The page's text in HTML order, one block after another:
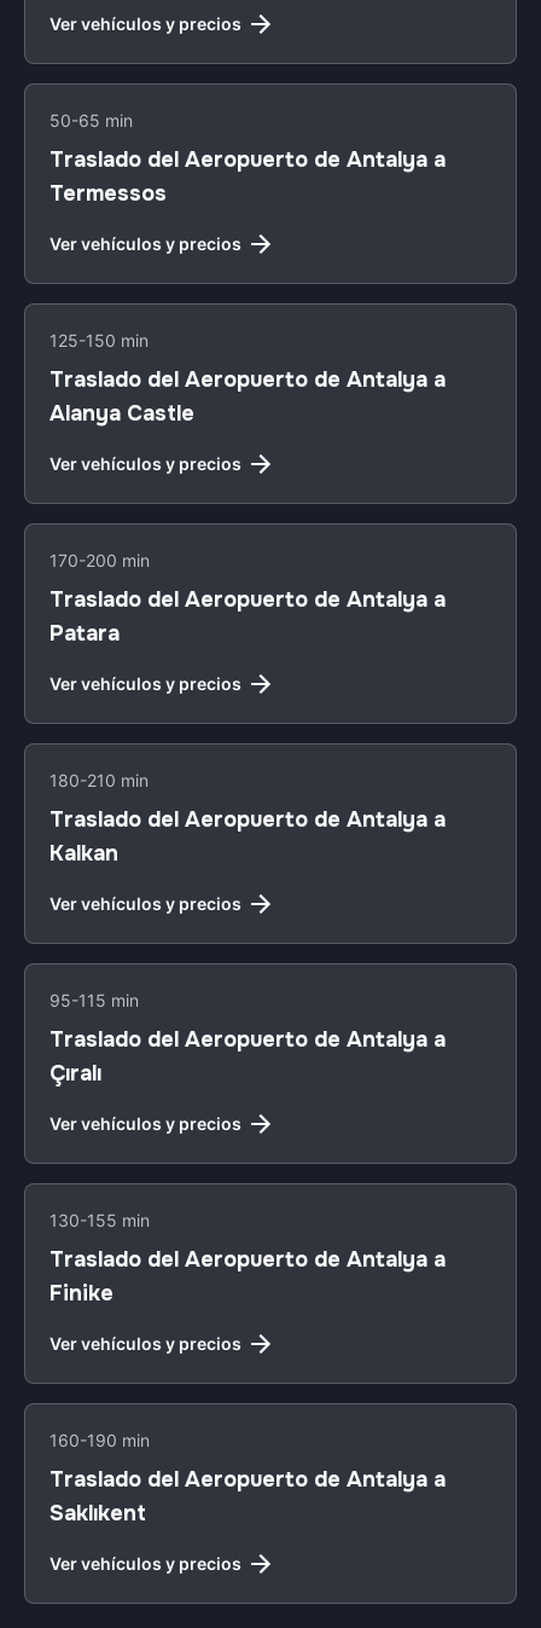
Ver vehículos y precios
50-65 min
Traslado del Aeropuerto de Antalya a
Termessos
Ver vehículos y precios
125-150 min
Traslado del Aeropuerto de Antalya a
Alanya Castle
Ver vehículos y precios
170-200 min
Traslado del Aeropuerto de Antalya a
Patara
Ver vehículos y precios
180-210 min
Traslado del Aeropuerto de Antalya a
Kalkan
Ver vehículos y precios
95-115 min
Traslado del Aeropuerto de Antalya a
Çıralı
Ver vehículos y precios
130-155 min
Traslado del Aeropuerto de Antalya a
Finike
Ver vehículos y precios
160-190 min
Traslado del Aeropuerto de Antalya a
Saklıkent
Ver vehículos y precios